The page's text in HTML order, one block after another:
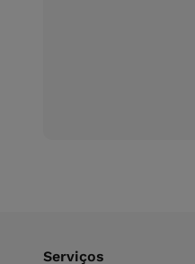
Serviços